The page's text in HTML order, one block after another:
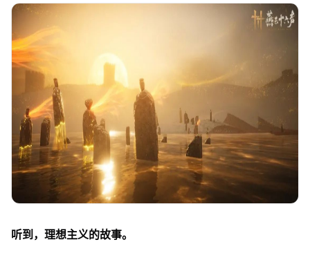
听到，理想主义的故事。